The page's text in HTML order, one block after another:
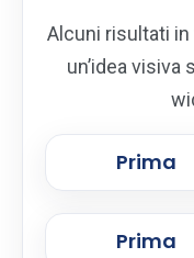
Alcuni risultati
un’idea visiva
Prima
Prima